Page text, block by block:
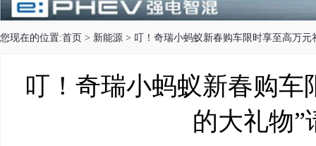
您现在的位置:首页 > 新能源 > 叮！奇瑞小蚂蚁新春购车限时享至高万元
叮！奇瑞小蚂蚁新春购车
的大礼物”